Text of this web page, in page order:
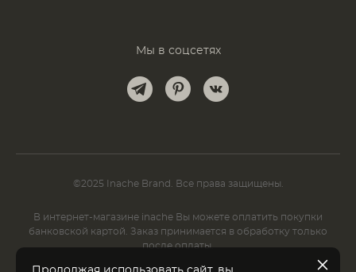
Мы в соцсетях
©2025 Inache Brand. Все права защищены.
В интернет-магазине inache Вы можете оплатить покупки
банковской картой. Заказ принимается в обработку только
после оплаты.